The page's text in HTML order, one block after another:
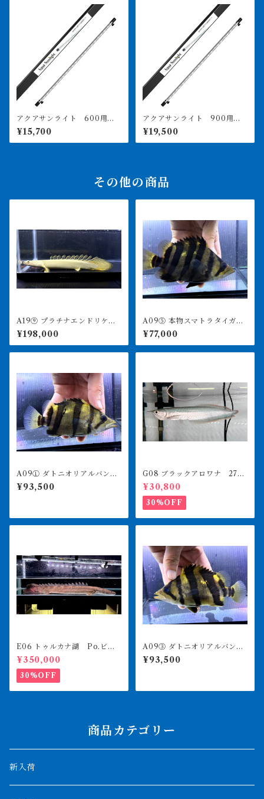
アクアサンライト 600用
価格は送料込み PSE取得済
¥15,700
アクアサンライト 900用
価格は送料込み PSE取得済
¥19,500
その他の商品
A19⑨ プラチナエンドリケリ
ー ワイルドヘッド 23㎝前
後 4月29日輸入
¥198,000
A09⑤ 本物スマトラタイガ
ー セミショート 17㎝前
後 イエロー
¥77,000
A09① ダトニオリアルバン
ド 15㎝前後 イエロー シ
ミなし
¥93,500
G08 ブラックアロワナ 27㎝
前後 人工飼料食べます
¥30,800
30%OFF
E06 トゥルカナ湖 Po.ビキ
ールビキール 62㎝前後 ♂
証明書付き 薬浴完了済み
¥350,000
30%OFF
A09③ ダトニオリアルバン
ド 15㎝前後 太バンド イ
エロー シミなし 目の傷は
¥93,500
商品カテゴリー
新入荷